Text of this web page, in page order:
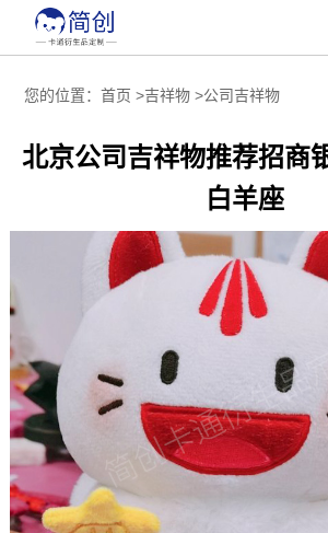
您的位置： 首页 >吉祥物>公司吉祥物
北京公司吉祥物推荐招商
白羊座